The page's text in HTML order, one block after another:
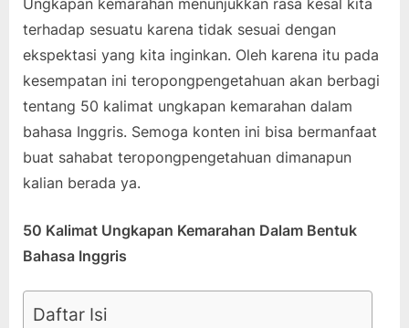
Ungkapan kemarahan menunjukkan rasa kesal kita
terhadap sesuatu karena tidak sesuai dengan
ekspektasi yang kita inginkan. Oleh karena itu pada
kesempatan ini teropongpengetahuan akan berbagi
tentang 50 kalimat ungkapan kemarahan dalam
bahasa Inggris. Semoga konten ini bisa bermanfaat
buat sahabat teropongpengetahuan dimanapun
kalian berada ya.
50 Kalimat Ungkapan Kemarahan Dalam Bentuk
Bahasa Inggris
Daftar Isi